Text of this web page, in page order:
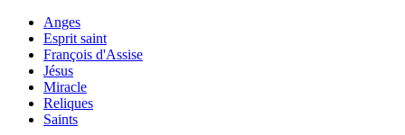
Anges
Esprit saint
François d'Assise
Jésus
Miracle
Reliques
Saints